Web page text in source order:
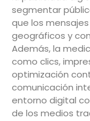
segmentar
que los
geográficos y
Además, la
como clics,
optimización
comunicación
entorno digital
de los medios